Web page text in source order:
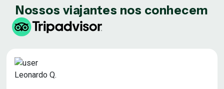
Nossos viajantes nos conhecem
Leonardo Q.